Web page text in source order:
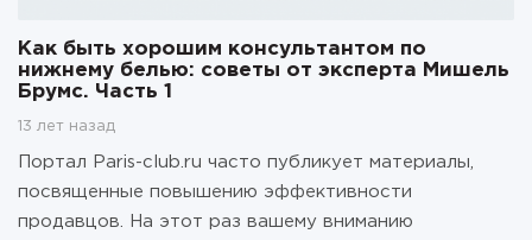
Как быть хорошим консультантом по
нижнему белью: советы от эксперта Мишель
Брумс. Часть 1
13 лет назад
Портал Paris-club.ru часто публикует материалы,
посвященные повышению эффективности
продавцов. На этот раз вашему вниманию